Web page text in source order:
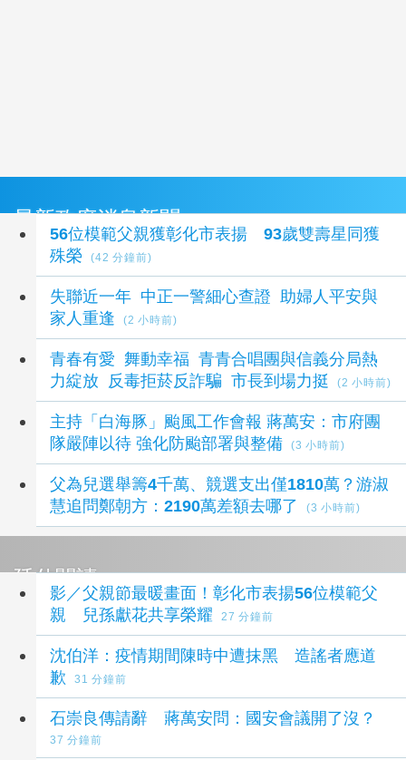
最新政府消息新聞
56位模範父親獲彰化市表揚 93歲雙壽星同獲
殊榮
(42 分鐘前)
失聯近一年 中正一警細心查證 助婦人平安與
家人重逢
(2 小時前)
青春有愛 舞動幸福 青青合唱團與信義分局熱
力綻放 反毒拒菸反詐騙 市長到場力挺
(2 小時前)
主持「白海豚」颱風工作會報 蔣萬安：市府團
隊嚴陣以待 強化防颱部署與整備
(3 小時前)
父為兒選舉籌4千萬、競選支出僅1810萬？游淑
慧追問鄭朝方：2190萬差額去哪了
(3 小時前)
延伸閱讀
影／父親節最暖畫面！彰化市表揚56位模範父
親 兒孫獻花共享榮耀
27 分鐘前
沈伯洋：疫情期間陳時中遭抹黑 造謠者應道
歉
31 分鐘前
石崇良傳請辭 蔣萬安問：國安會議開了沒？
37 分鐘前